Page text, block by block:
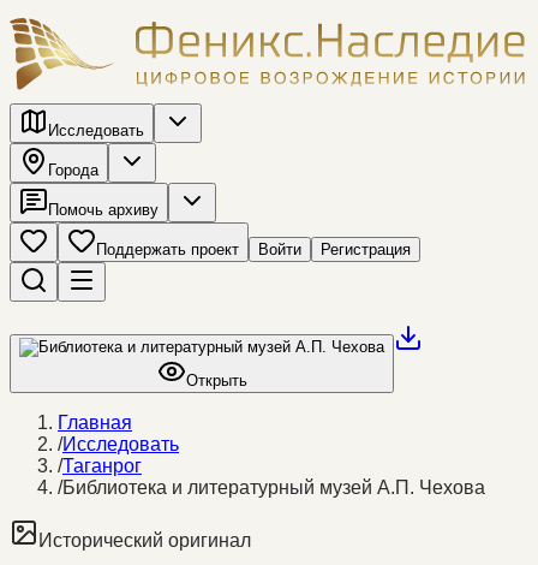
Исследовать
Города
Помочь архиву
Поддержать проект Войти Регистрация
Открыть
Главная
/Исследовать
/Таганрог
/Библиотека и литературный музей А.П. Чехова
Исторический оригинал